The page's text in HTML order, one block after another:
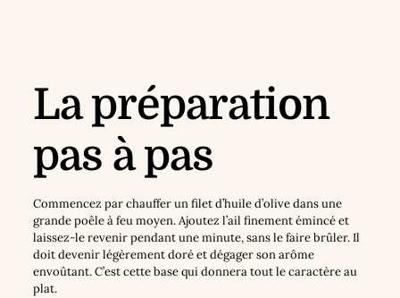
La préparation
pas à pas
Commencez par chauffer un filet d’huile d’olive dans une
grande poêle à feu moyen. Ajoutez l’ail finement émincé et
laissez-le revenir pendant une minute, sans le faire brûler. Il
doit devenir légèrement doré et dégager son arôme
envoûtant. C’est cette base qui donnera tout le caractère au
plat.